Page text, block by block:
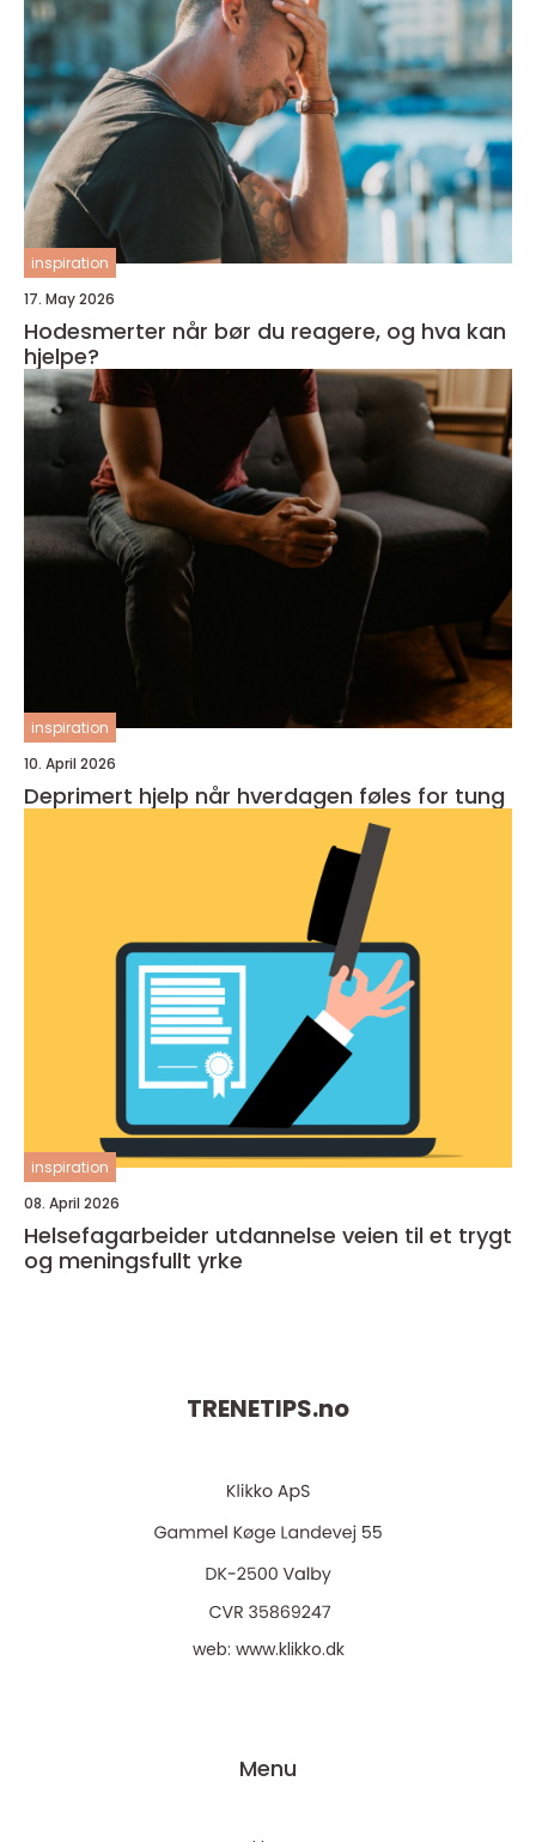
inspiration
17. May 2026
Hodesmerter når bør du reagere, og hva kan
hjelpe?
inspiration
10. April 2026
Deprimert hjelp når hverdagen føles for tung
inspiration
08. April 2026
Helsefagarbeider utdannelse veien til et trygt
og meningsfullt yrke
TRENETIPS.no
web: www.klikko.dk
Menu